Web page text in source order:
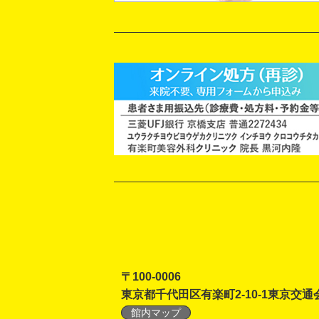
〒100-0006
東京都千代田区有楽町2-10-1東京交通
館内マップ